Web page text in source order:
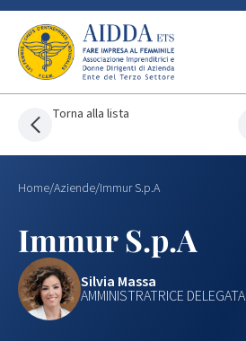
Torna alla lista
Home/Aziende/Immur S.p.A
Immur S.p.A
Silvia Massa
AMMINISTRATRICE DELEGATA